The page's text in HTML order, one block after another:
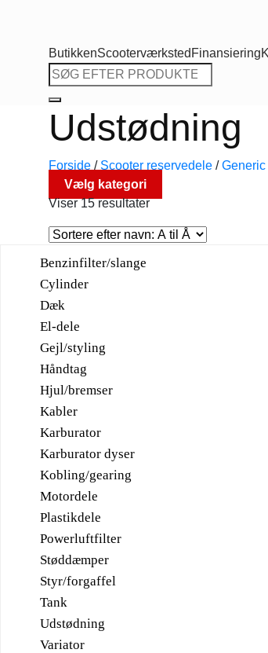
ButikkenScooterværksted Finansiering
Søg
efter:
Udstødning
Forside / Scooter reservedele / Generic
Vælg kategori
Viser 15 resultater
Benzinfilter/slange
Cylinder
Dæk
El-dele
Gejl/styling
Håndtag
Hjul/bremser
Kabler
Karburator
Karburator dyser
Kobling/gearing
Motordele
Plastikdele
Powerluftfilter
Støddæmper
Styr/forgaffel
Tank
Udstødning
Variator